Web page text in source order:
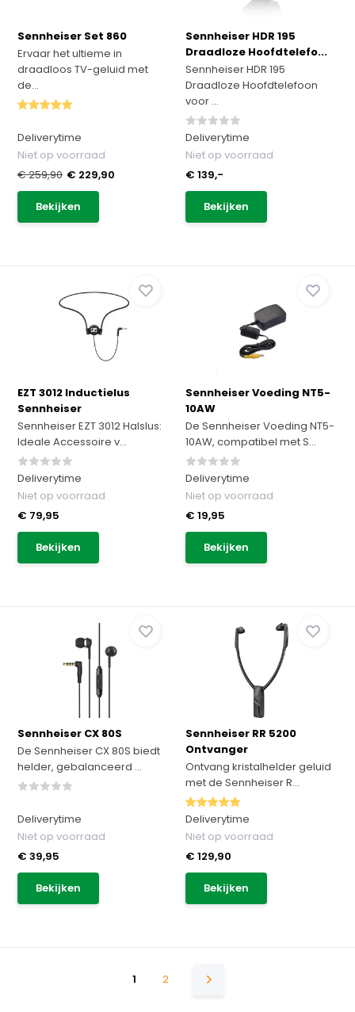
Sennheiser Set 860
Ervaar het ultieme in
draadloos TV-geluid met
de...
Deliverytime
Niet op voorraad
€ 259,90 € 229,90
Bekijken
Sennheiser HDR 195
Draadloze Hoofdtelefo...
Sennheiser HDR 195
Draadloze Hoofdtelefoon
voor ...
Deliverytime
Niet op voorraad
€ 139,-
Bekijken
EZT 3012 Inductielus
Sennheiser
Sennheiser EZT 3012 Halslus:
Ideale Accessoire v...
Deliverytime
Niet op voorraad
€ 79,95
Bekijken
Sennheiser Voeding NT5-
10AW
De Sennheiser Voeding NT5-
10AW, compatibel met S...
Deliverytime
Niet op voorraad
€ 19,95
Bekijken
Sennheiser CX 80S
De Sennheiser CX 80S biedt
helder, gebalanceerd ...
Deliverytime
Niet op voorraad
€ 39,95
Bekijken
Sennheiser RR 5200
Ontvanger
Ontvang kristalhelder geluid
met de Sennheiser R...
Deliverytime
Niet op voorraad
€ 129,90
Bekijken
1 2